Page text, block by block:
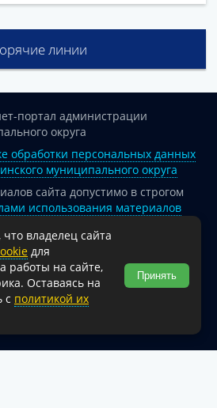
линии
портал администрации
округа
персональных данных
муниципального округа
сайта допустимо в строгом
использования материалов
информации ссылка
Интернет обязательна
на официальный интернет-портал
муниципального округа.
владелец сайта
для
работы на сайте,
Оставаясь на
с политикой их
Принять